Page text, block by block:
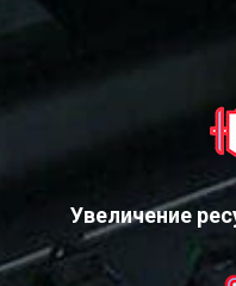
Увеличение